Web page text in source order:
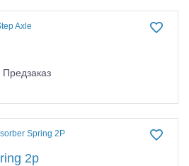
Предзаказ
2p